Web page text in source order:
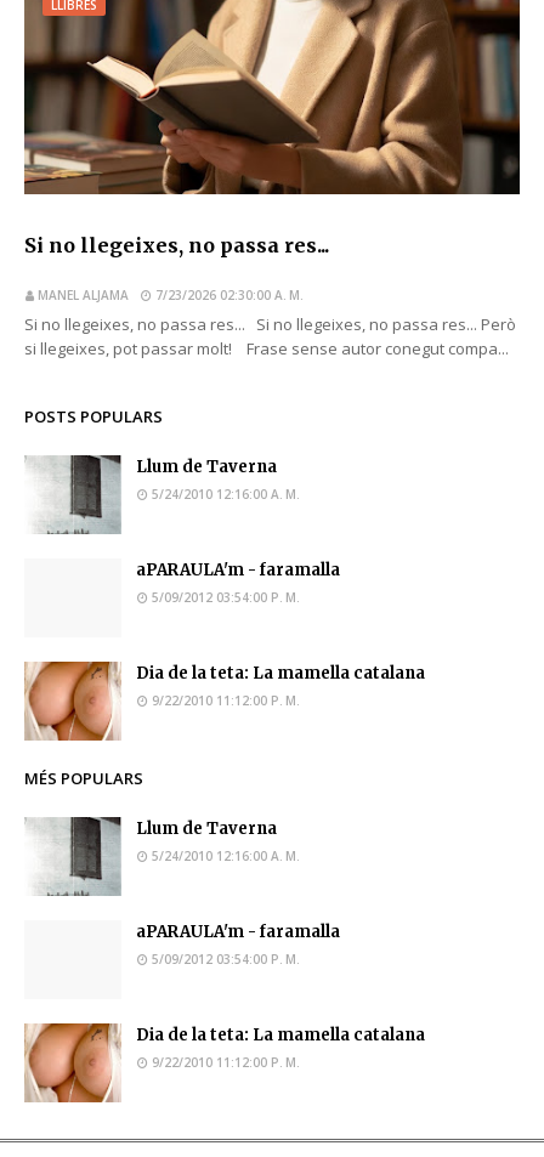
LLIBRES
Si no llegeixes, no passa res...
MANEL ALJAMA 7/23/2026 02:30:00 A. M.
Si no llegeixes, no passa res... Si no llegeixes, no passa res... Però
si llegeixes, pot passar molt! Frase sense autor conegut compa...
POSTS POPULARS
Llum de Taverna
5/24/2010 12:16:00 A. M.
aPARAULA'm - faramalla
5/09/2012 03:54:00 P. M.
Dia de la teta: La mamella catalana
9/22/2010 11:12:00 P. M.
MÉS POPULARS
Llum de Taverna
5/24/2010 12:16:00 A. M.
aPARAULA'm - faramalla
5/09/2012 03:54:00 P. M.
Dia de la teta: La mamella catalana
9/22/2010 11:12:00 P. M.